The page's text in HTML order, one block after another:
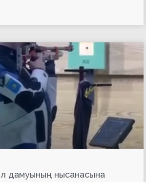
дамуының нысанасына